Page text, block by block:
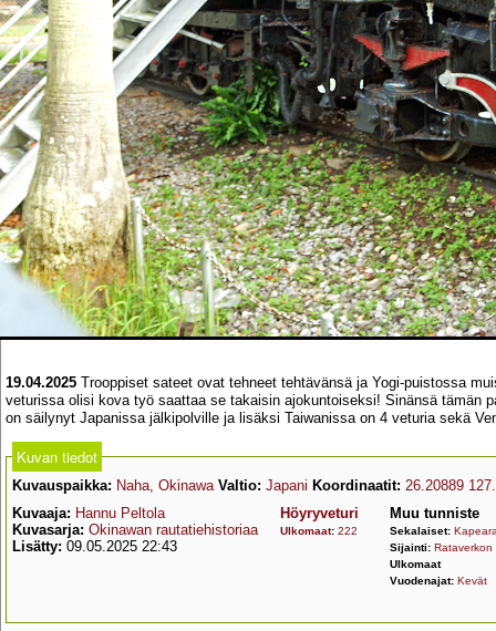
19.04.2025 Trooppiset sateet ovat tehneet tehtävänsä ja Yogi-puistossa
veturissa olisi kova työ saattaa se takaisin ajokuntoiseksi! Sinänsä tämän
on säilynyt Japanissa jälkipolville ja lisäksi Taiwanissa on 4 veturia sekä
Kuvan tiedot
Kuvauspaikka: Naha, Okinawa Valtio: Japani Koordinaatit: 26.20889
Kuvaaja: Hannu Peltola
Kuvasarja: Okinawan rautatiehistoriaa
Lisätty: 09.05.2025 22:43
Höyryveturi
Ulkomaat: 222
Muu tunniste
Sekalaiset:
Sijainti: Rataverkon
Ulkomaat
Vuodenajat: Kevät